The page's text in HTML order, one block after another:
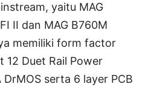
yaitu MAG
II dan MAG B760M
memiliki form factor
12 Duet Rail Power
serta 6 layer PCB